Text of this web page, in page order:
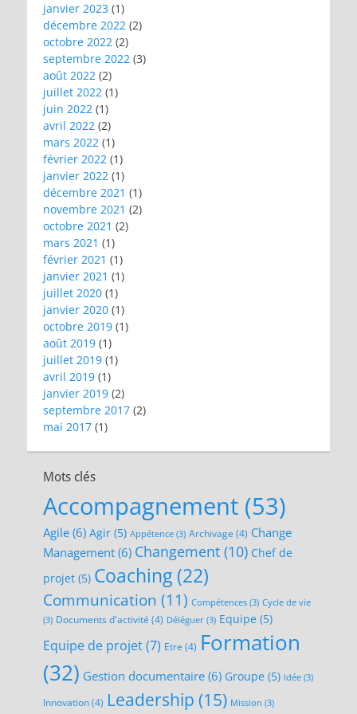
janvier 2023 (1)
décembre 2022 (2)
octobre 2022 (2)
septembre 2022 (3)
août 2022 (2)
juillet 2022 (1)
juin 2022 (1)
avril 2022 (2)
mars 2022 (1)
février 2022 (1)
janvier 2022 (1)
décembre 2021 (1)
novembre 2021 (2)
octobre 2021 (2)
mars 2021 (1)
février 2021 (1)
janvier 2021 (1)
juillet 2020 (1)
janvier 2020 (1)
octobre 2019 (1)
août 2019 (1)
juillet 2019 (1)
avril 2019 (1)
janvier 2019 (2)
septembre 2017 (2)
mai 2017 (1)
Mots clés
Accompagnement (53)
Agile (6) Agir (5) Appétence (3) Archivage (4) Change
Management (6) Changement (10) Chef de
projet (5) Coaching (22)
Communication (11) Compétences (3) Cycle de vie
(3) Documents d'activité (4) Déléguer (3) Equipe (5)
Equipe de projet(7) Etre (4) Formation
(32) Gestion documentaire (6) Groupe (5) Idée (3)
Innovation(4) Leadership (15) Mission (3)